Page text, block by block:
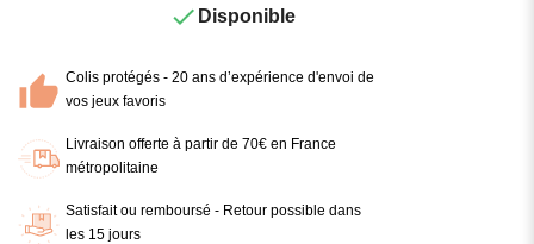
 Disponible
Colis protégés - 20 ans d’expérience d'envoi de
vos jeux favoris
Livraison offerte à partir de 70€ en France
métropolitaine
Satisfait ou remboursé - Retour possible dans
les 15 jours